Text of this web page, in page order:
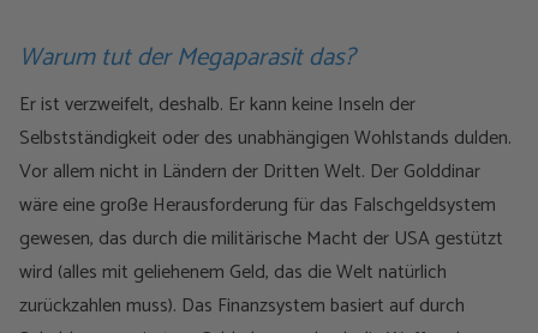
Warum tut der Megaparasit das?
Er ist verzweifelt, deshalb. Er kann keine Inseln der
Selbstständigkeit oder des unabhängigen Wohlstands dulden.
Vor allem nicht in Ländern der Dritten Welt. Der Golddinar
wäre eine große Herausforderung für das Falschgeldsystem
gewesen, das durch die militärische Macht der USA gestützt
wird (alles mit geliehenem Geld, das die Welt natürlich
zurückzahlen muss). Das Finanzsystem basiert auf durch